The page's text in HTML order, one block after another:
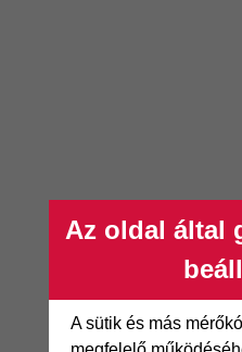
Az oldal által
A sütik és más